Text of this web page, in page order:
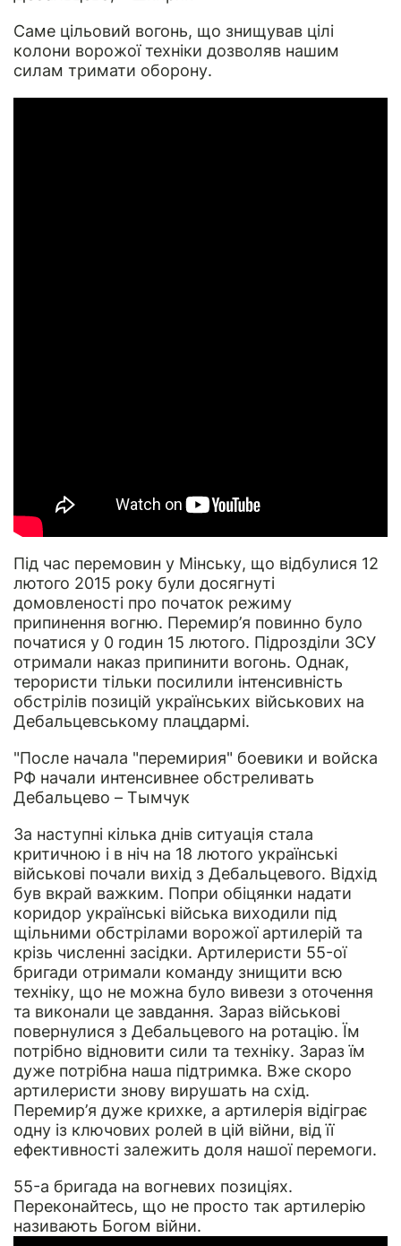
Саме цільовий вогонь, що знищував цілі
колони ворожої техніки дозволяв нашим
силам тримати оборону.
Під час перемовин у Мінську, що відбулися 12
лютого 2015 року були досягнуті
домовленості про початок режиму
припинення вогню. Перемир’я повинно було
початися у 0 годин 15 лютого. Підрозділи ЗСУ
отримали наказ припинити вогонь. Однак,
терористи тільки посилили інтенсивність
обстрілів позицій українських військових на
Дебальцевському плацдармі.
"После начала "перемирия" боевики и войска
РФ начали интенсивнее обстреливать
Дебальцево – Тымчук
За наступні кілька днів ситуація стала
критичною і в ніч на 18 лютого українські
військові почали вихід з Дебальцевого. Відхід
був вкрай важким. Попри обіцянки надати
коридор українські війська виходили під
щільними обстрілами ворожої артилерій та
крізь численні засідки. Артилеристи 55-ої
бригади отримали команду знищити всю
техніку, що не можна було вивези з оточення
та виконали це завдання. Зараз військові
повернулися з Дебальцевого на ротацію. Їм
потрібно відновити сили та техніку. Зараз їм
дуже потрібна наша підтримка. Вже скоро
артилеристи знову вирушать на схід.
Перемир’я дуже крихке, а артилерія відіграє
одну із ключових ролей в цій війни, від її
ефективності залежить доля нашої перемоги.
55-а бригада на вогневих позиціях.
Переконайтесь, що не просто так артилерію
називають Богом війни.